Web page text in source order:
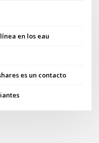
en los eau
es un contacto